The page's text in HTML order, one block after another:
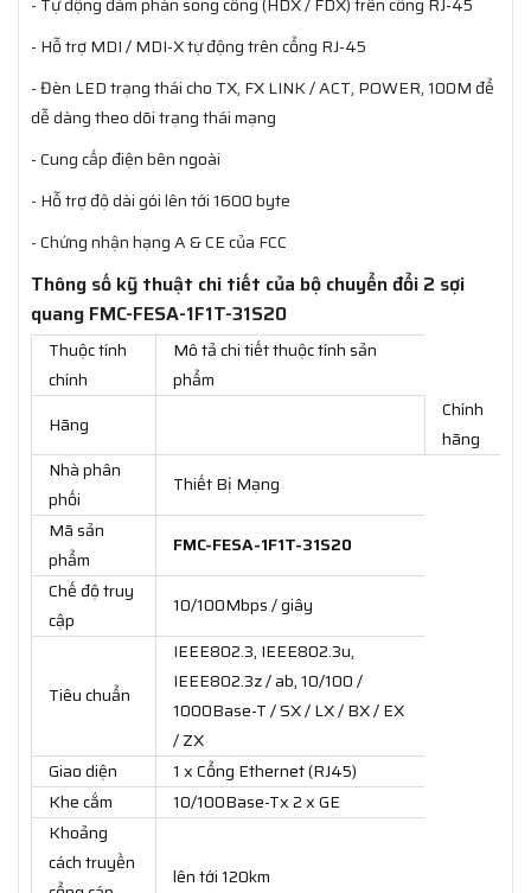
- Hỗ trợ MDI / MDI-X tự động trên cổng RJ-45
- Đèn LED trạng thái cho TX, FX LINK / ACT, POWER, 100M để
dễ dàng theo dõi trạng thái mạng
- Cung cấp điện bên ngoài
- Hỗ trợ độ dài gói lên tới 1600 byte
- Chứng nhận hạng A & CE của FCC
Thông số kỹ thuật chi tiết của bộ chuyển đổi 2 sợi
quang FMC-FESA-1F1T-31S20
Thuộc tính
chính
Mô tả chi tiết thuộc tính sản
phẩm
Hãng
Chính
hãng
Nhà phân
phối
Thiết Bị Mạng
Mã sản
phẩm
FMC-FESA-1F1T-31S20​
Chế độ truy
cập
10/100Mbps / giây
Tiêu chuẩn
IEEE802.3, IEEE802.3u,
IEEE802.3z / ab, 10/100 /
1000Base-T / SX / LX / BX / EX
/ ZX
Giao diện
1 x Cổng Ethernet (RJ45)
Khe cắm
10/100Base-Tx 2 x GE
Khoảng
cách truyền
lên tới 120km